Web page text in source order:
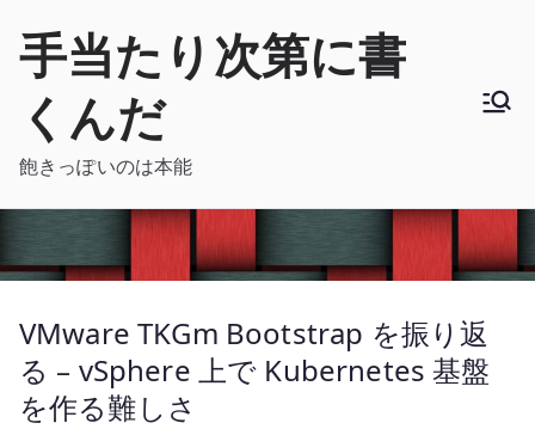
手当たり次第に書
くんだ
飽きっぽいのは本能
VMware TKGm Bootstrap を振り返
る – vSphere 上で Kubernetes 基盤
を作る難しさ